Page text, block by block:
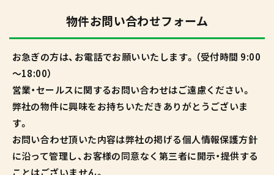
物件お問い合わせフォーム
お急ぎの方は、お電話でお願いいたします。（受付時間 9:00
～18:00）
営業・セールスに関するお問い合わせはご遠慮ください。
弊社の物件に興味をお持ちいただきありがとうございま
す。
お問い合わせ頂いた内容は弊社の掲げる個人情報保護方針
に沿って管理し、お客様の同意なく第三者に開示・提供する
ことはございません。